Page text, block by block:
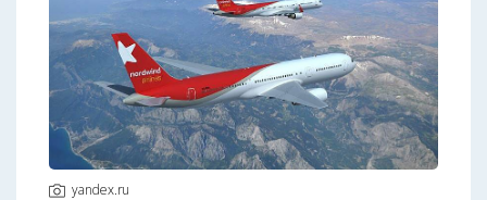
yandex.ru